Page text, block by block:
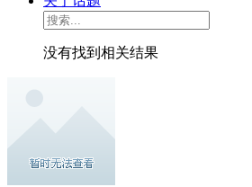
没有找到相关结果